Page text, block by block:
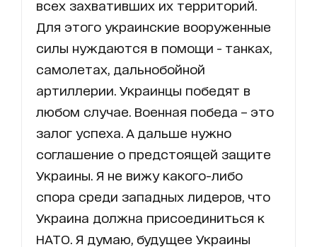
всех захвативших их территорий.
Для этого украинские вооруженные
силы нуждаются в помощи - танках,
самолетах, дальнобойной
артиллерии. Украинцы победят в
любом случае. Военная победа – это
залог успеха. А дальше нужно
соглашение о предстоящей защите
Украины. Я не вижу какого-либо
спора среди западных лидеров, что
Украина должна присоединиться к
НАТО. Я думаю, будущее Украины